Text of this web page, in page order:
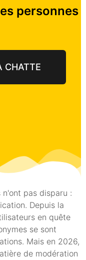
personnes
CHATTE
n'ont pas disparu :
Depuis la
en quête
se sont
Mais en 2026,
de modération